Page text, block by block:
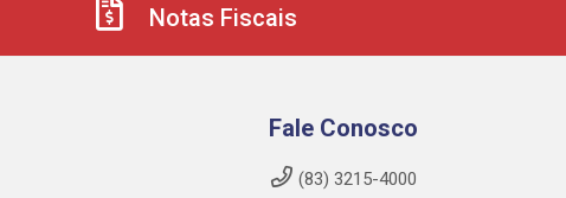
Notas Fiscais
Fale Conosco
(83) 3215-4000